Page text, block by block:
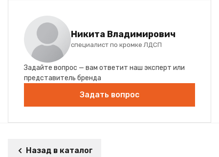
Никита Владимирович
специалист по кромке ЛДСП
Задайте вопрос — вам ответит наш эксперт или
представитель бренда
Задать вопрос
Назад в каталог